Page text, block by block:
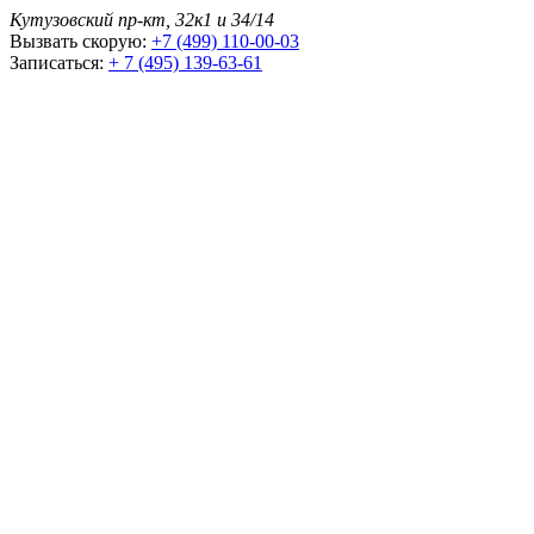
Кутузовский пр-кт, 32к1 и 34/14
Вызвать скорую: +7 (499) 110-00-03
Записаться: + 7 (495) 139-63-61